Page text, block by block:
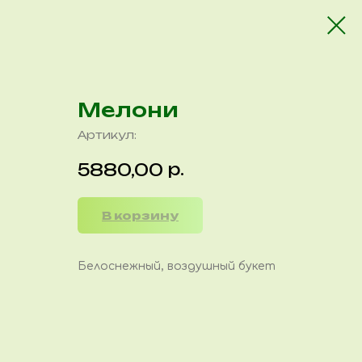
Мелони
Артикул:
5880,00 р.
В корзину
Белоснежный, воздушный букет